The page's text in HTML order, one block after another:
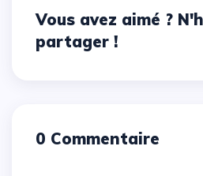
Vous avez aimé ? N'hésitez pas à
partager !
0 Commentaire